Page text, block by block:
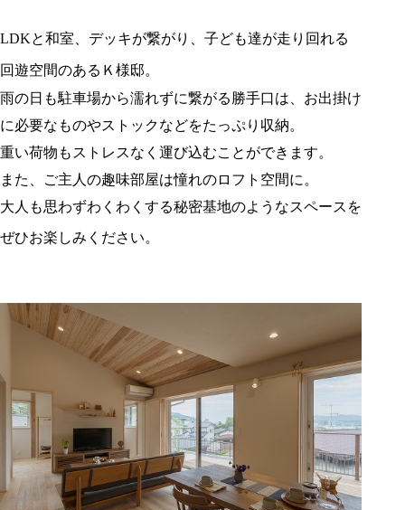
LDKと和室、デッキが繋がり、子ども達が走り回れる
回遊空間のあるＫ様邸。
雨の日も駐車場から濡れずに繋がる勝手口は、お出掛け
に必要なものやストックなどをたっぷり収納。
重い荷物もストレスなく運び込むことができます。
また、ご主人の趣味部屋は憧れのロフト空間に。
大人も思わずわくわくする秘密基地のようなスペースを
ぜひお楽しみください。